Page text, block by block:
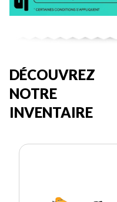
DÉCOUVREZ
NOTRE
INVENTAIRE